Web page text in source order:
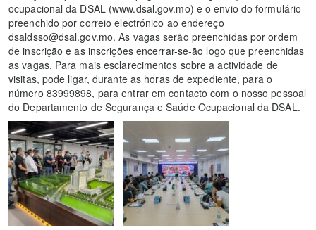
ocupacional da DSAL (www.dsal.gov.mo) e o envio do formulário
preenchido por correio electrónico ao endereço
dsaldsso@dsal.gov.mo. As vagas serão preenchidas por ordem
de inscrição e as inscrições encerrar-se-ão logo que preenchidas
as vagas. Para mais esclarecimentos sobre a actividade de
visitas, pode ligar, durante as horas de expediente, para o
número 83999898, para entrar em contacto com o nosso pessoal
do Departamento de Segurança e Saúde Ocupacional da DSAL.